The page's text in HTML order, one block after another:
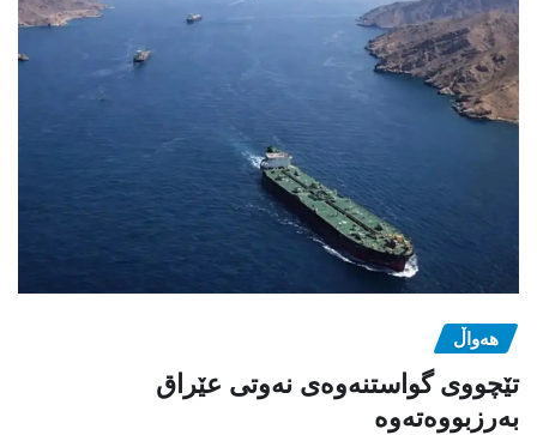
هەواڵ
تێچووی گواستنەوەی نەوتی عێراق
بەرزبووەتەوە